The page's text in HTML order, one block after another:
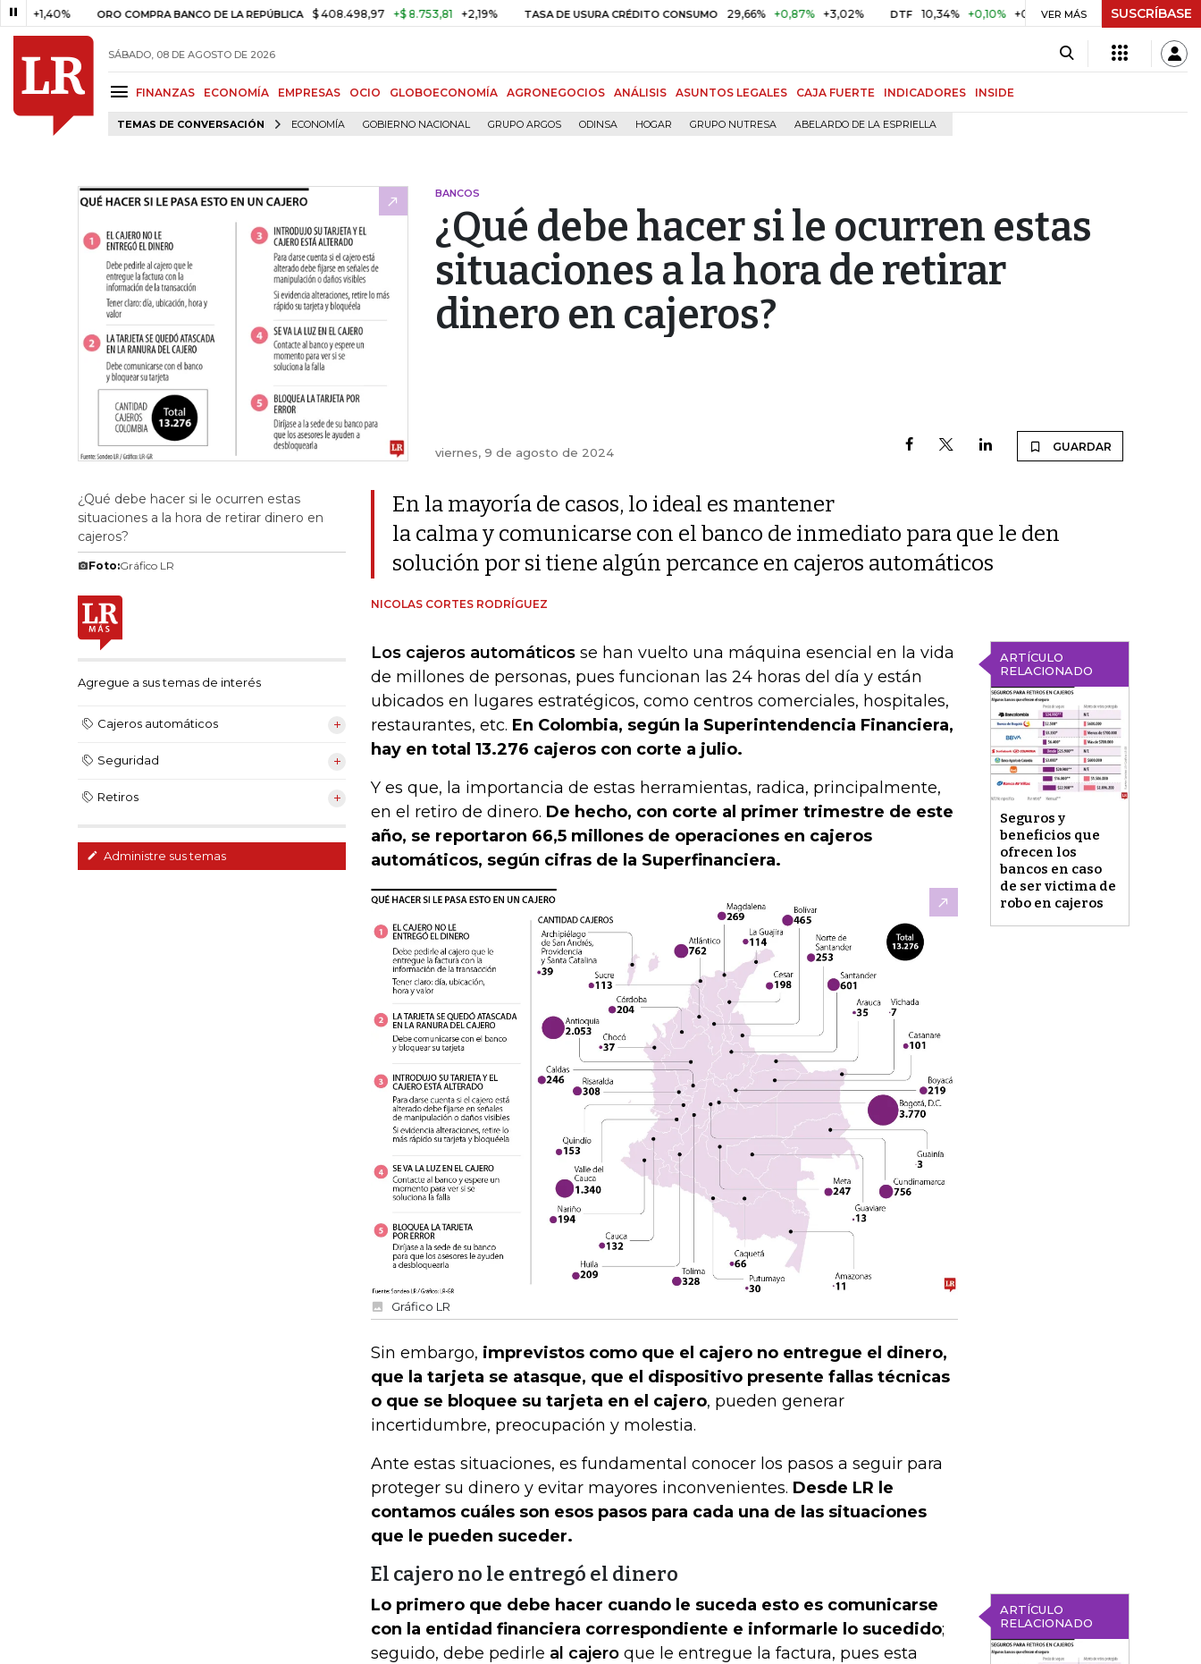
ORO COMPRA BANCO DE LA REPÚBLICA $ 408.498,97 +$ 8.753,81 +2,19% TASA DE USURA CRÉDITO CONSUMO 29,66% +0,87% +3,02% DTF 10,34% +0,10% +0,98% UVR $ 416,96 +$ 0,05
VER MÁS SUSCRÍBASE
SÁBADO, 08 DE AGOSTO DE 2026
FINANZAS ECONOMÍA EMPRESAS OCIO GLOBOECONOMÍA AGRONEGOCIOS ANÁLISIS ASUNTOS LEGALES CAJA FUERTE INDICADORES INSIDE
TEMAS DE CONVERSACIÓN ECONOMÍA GOBIERNO NACIONAL GRUPO ARGOS ODINSA HOGAR GRUPO NUTRESA ABELARDO DE LA ESPRIELLA
BANCOS
¿Qué debe hacer si le ocurren estas
situaciones a la hora de retirar
dinero en cajeros?
viernes, 9 de agosto de 2024 GUARDAR
¿Qué debe hacer si le ocurren estas
situaciones a la hora de retirar dinero en
cajeros?
Foto:Gráfico LR
Agregue a sus temas de interés
Cajeros automáticos
Seguridad
Retiros
Administre sus temas
En la mayoría de casos, lo ideal es mantener
la calma y comunicarse con el banco de inmediato para que le den
solución por si tiene algún percance en cajeros automáticos
NICOLAS CORTES RODRÍGUEZ
ARTÍCULO
RELACIONADO
Seguros y
beneficios que
ofrecen los
bancos en caso
de ser victima de
robo en cajeros
Los cajeros automáticos se han vuelto una máquina esencial en la vida
de millones de personas, pues funcionan las 24 horas del día y están
ubicados en lugares estratégicos, como centros comerciales, hospitales,
restaurantes, etc. En Colombia, según la Superintendencia Financiera,
hay en total 13.276 cajeros con corte a julio.
Y es que, la importancia de estas herramientas, radica, principalmente,
en el retiro de dinero. De hecho, con corte al primer trimestre de este
año, se reportaron 66,5 millones de operaciones en cajeros
automáticos, según cifras de la Superfinanciera.
Gráfico LR
Sin embargo, imprevistos como que el cajero no entregue el dinero,
que la tarjeta se atasque, que el dispositivo presente fallas técnicas
o que se bloquee su tarjeta en el cajero, pueden generar
incertidumbre, preocupación y molestia.
Ante estas situaciones, es fundamental conocer los pasos a seguir para
proteger su dinero y evitar mayores inconvenientes. Desde LR le
contamos cuáles son esos pasos para cada una de las situaciones
que le pueden suceder.
El cajero no le entregó el dinero
ARTÍCULO
RELACIONADO
Lo primero que debe hacer cuando le suceda esto es comunicarse
con la entidad financiera correspondiente e informarle lo sucedido;
seguido, debe pedirle al cajero que le entregue la factura, pues esta